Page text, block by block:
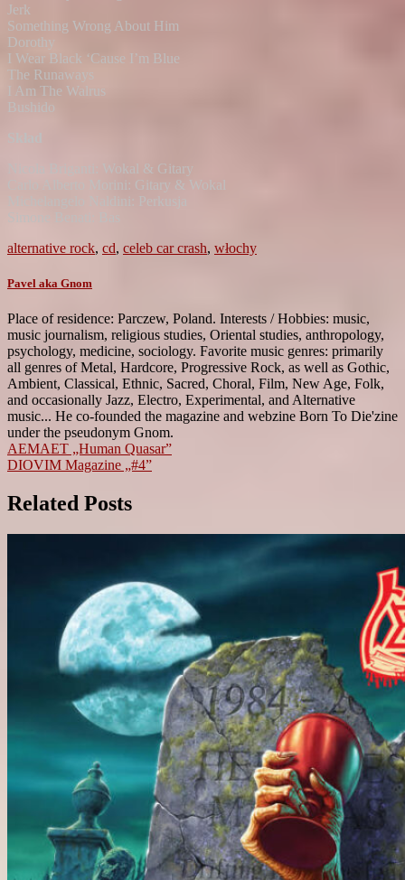
Jerk
Something Wrong About Him
Dorothy
I Wear Black ‘Cause I’m Blue
The Runaways
I Am The Walrus
Bushido
Nicola Briganti: Wokal & Gitary
Carlo Alberto Morini: Gitary & Wokal
Michelangelo Naldini: Perkusja
alternative rock, cd, celeb car crash, włochy
Pavel aka Gnom
Place of residence: Parczew, Poland. Interests / Hobbies: music,
music journalism, religious studies, Oriental studies, anthropology,
psychology, medicine, sociology. Favorite music genres: primarily
all genres of Metal, Hardcore, Progressive Rock, as well as Gothic,
Ambient, Classical, Ethnic, Sacred, Choral, Film, New Age, Folk,
and occasionally Jazz, Electro, Experimental, and Alternative
music... He co-founded the magazine and webzine Born To Die'zine
under the pseudonym Gnom.
Post
navigation
AEMAET „Human Quasar”
DIOVIM Magazine „#4”
Related Posts